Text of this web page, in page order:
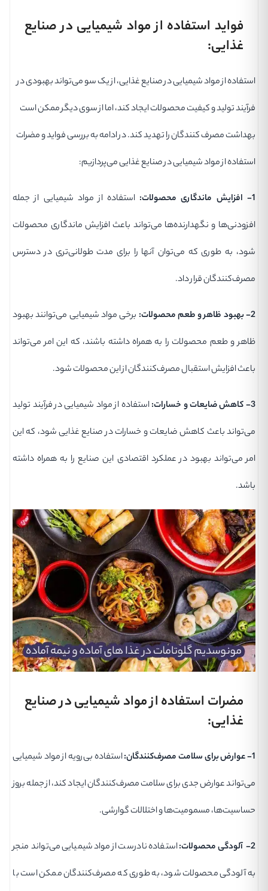
فواید استفاده از مواد شیمیایی در صنایع
غذایی:
استفاده از مواد شیمیایی در صنایع غذایی، از یک سو می‌تواند بهبودی در
فرآیند تولید و کیفیت محصولات ایجاد کند، اما از سوی دیگر ممکن است
بهداشت مصرف کنندگان را تهدید کند. در ادامه به بررسی فواید و مضرات
استفاده از مواد شیمیایی در صنایع غذایی می‌پردازیم:
1- افزایش ماندگاری محصولات:
استفاده از مواد شیمیایی از جمله
افزودنی‌ها و نگهدارنده‌ها می‌تواند باعث افزایش ماندگاری محصولات
شود، به طوری که می‌توان آنها را برای مدت طولانی‌تری در دسترس
مصرف‌کنندگان قرار داد.
2- بهبود ظاهر و طعم محصولات:
برخی مواد شیمیایی می‌توانند بهبود
ظاهر و طعم محصولات را به همراه داشته باشند، که این امر می‌تواند
باعث افزایش استقبال مصرف‌کنندگان از این محصولات شود.
3- کاهش ضایعات و خسارات:
استفاده از مواد شیمیایی در فرآیند تولید
می‌تواند باعث کاهش ضایعات و خسارات در صنایع غذایی شود، که این
امر می‌تواند بهبود در عملکرد اقتصادی این صنایع را به همراه داشته
باشد.
مضرات استفاده از مواد شیمیایی در صنایع
غذایی:
1- عوارض برای سلامت مصرف‌کنندگان:
استفاده بی‌رویه از مواد شیمیایی
می‌تواند عوارض جدی برای سلامت مصرف‌کنندگان ایجاد کند، از جمله بروز
حساسیت‌ها، مسمومیت‌ها و اختلالات گوارشی.
2- آلودگی محصولات:
استفاده نادرست از مواد شیمیایی می‌تواند منجر
به آلودگی محصولات شود، به طوری که مصرف‌کنندگان ممکن است با